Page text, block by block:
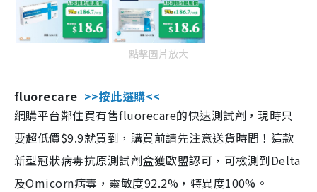
點擊圖片放大
fluorecare >>按此選購<<
網購平台鄰住買有售fluorecare的快速測試劑，現時只
要超低價$9.9就買到，購買前請先注意送貨時間！這款
新型冠狀病毒抗原測試劑盒獲歐盟認可，可檢測到Delta
及Omicorn病毒，靈敏度92.2%，特異度100%。